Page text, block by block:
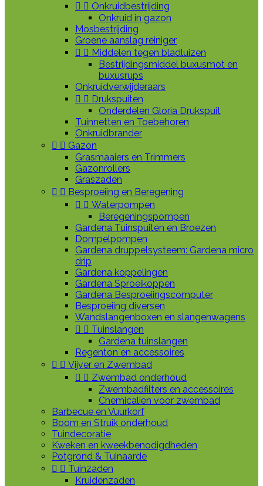
  Onkruidbestrijding
Onkruid in gazon
Mosbestrijding
Groene aanslag reiniger
  Middelen tegen bladluizen
Bestrijdingsmiddel buxusmot en
buxusrups
Onkruidverwijderaars
  Drukspuiten
Onderdelen Gloria Drukspuit
Tuinnetten en Toebehoren
Onkruidbrander
  Gazon
Grasmaaiers en Trimmers
Gazonrollers
Graszaden
  Besproeiing en Beregening
  Waterpompen
Beregeningspompen
Gardena Tuinspuiten en Broezen
Dompelpompen
Gardena druppelsysteem: Gardena micro
drip
Gardena koppelingen
Gardena Sproeikoppen
Gardena Besproeiingscomputer
Besproeiing diversen
Wandslangenboxen en slangenwagens
  Tuinslangen
Gardena tuinslangen
Regenton en accessoires
  Vijver en Zwembad
  Zwembad onderhoud
Zwembadfilters en accessoires
Chemicaliën voor zwembad
Barbecue en Vuurkorf
Boom en Struik onderhoud
Tuindecoratie
Kweken en kweekbenodigdheden
Potgrond & Tuinaarde
  Tuinzaden
Kruidenzaden